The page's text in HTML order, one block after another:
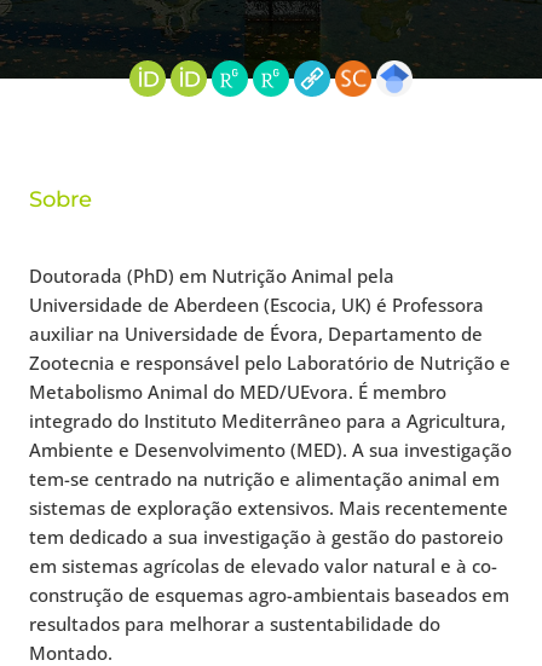
Sobre
Doutorada (PhD) em Nutrição Animal pela
Universidade de Aberdeen (Escocia, UK) é Professora
auxiliar na Universidade de Évora, Departamento de
Zootecnia e responsável pelo Laboratório de Nutrição e
Metabolismo Animal do MED/UEvora. É membro
integrado do Instituto Mediterrâneo para a Agricultura,
Ambiente e Desenvolvimento (MED). A sua investigação
tem-se centrado na nutrição e alimentação animal em
sistemas de exploração extensivos. Mais recentemente
tem dedicado a sua investigação à gestão do pastoreio
em sistemas agrícolas de elevado valor natural e à co-
construção de esquemas agro-ambientais baseados em
resultados para melhorar a sustentabilidade do
Montado.